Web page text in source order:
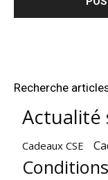
Recherche
Actualité
Cadeaux CSE